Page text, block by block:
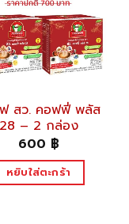
สว. คอฟฟี่ พลัส
28 – 2 กล่อง
600 ฿
หยิบใส่ตะกร้า